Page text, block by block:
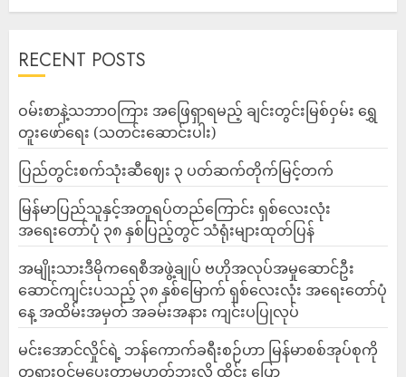
RECENT POSTS
ဝမ်းစာနဲ့သဘာဝကြား အဖြေရှာရမည့် ချင်းတွင်းမြစ်ဝှမ်း ရွှေ
တူးဖော်ရေး (သတင်းဆောင်းပါး)
ပြည်တွင်းစက်သုံးဆီဈေး ၃ ပတ်ဆက်တိုက်မြင့်တက်
မြန်မာပြည်သူနှင့်အတူရပ်တည်ကြောင်း ရှစ်လေးလုံး
အရေးတော်ပုံ ၃၈ နှစ်ပြည့်တွင် သံရုံးများထုတ်ပြန်
အမျိုးသားဒီမိုကရေစီအဖွဲ့ချုပ် ဗဟိုအလုပ်အမှုဆောင်ဦး
ဆောင်ကျင်းပသည့် ၃၈ နှစ်မြောက် ရှစ်လေးလုံး အရေးတော်ပုံ
နေ့ အထိမ်းအမှတ် အခမ်းအနား ကျင်းပပြုလုပ်
မင်းအောင်လှိုင်ရဲ့ ဘန်ကောက်ခရီးစဉ်ဟာ မြန်မာစစ်အုပ်စုကို
တရားဝင်မှုပေးတာမဟုတ်ဘူးလို့ ထိုင်း ပြော